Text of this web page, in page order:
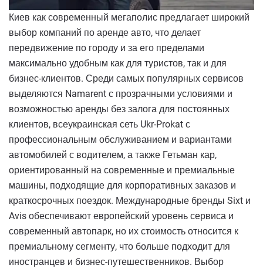
Киев как современный мегаполис предлагает широкий
выбор компаний по аренде авто, что делает
передвижение по городу и за его пределами
максимально удобным как для туристов, так и для
бизнес-клиентов. Среди самых популярных сервисов
выделяются Namarent с прозрачными условиями и
возможностью аренды без залога для постоянных
клиентов, всеукраинская сеть Ukr-Prokat с
профессиональным обслуживанием и вариантами
автомобилей с водителем, а также Гетьман кар,
ориентированный на современные и премиальные
машины, подходящие для корпоративных заказов и
краткосрочных поездок. Международные бренды Sixt и
Avis обеспечивают европейский уровень сервиса и
современный автопарк, но их стоимость относится к
премиальному сегменту, что больше подходит для
иностранцев и бизнес-путешественников. Выбор